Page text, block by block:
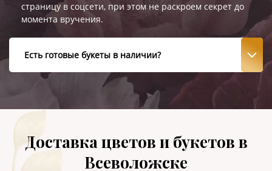
страницу в соцсети, при этом не раскроем секрет до
момента вручения.
Есть готовые букеты в наличии?
Доставка цветов и букетов в
Всеволожске